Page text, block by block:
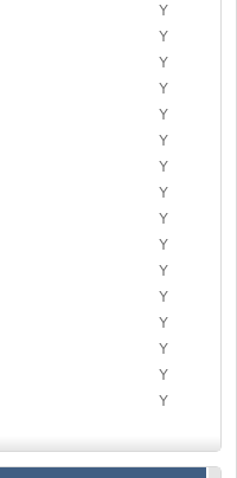
Y
Y
Y
Y
Y
Y
Y
Y
Y
Y
Y
Y
Y
Y
Y
Y